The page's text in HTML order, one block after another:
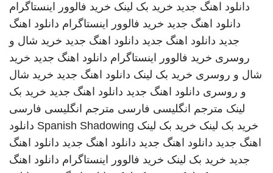
دانلود اهنگ جدید خرید بک لینک خرید فالوور اینستاگرام
دانلود اهنگ جدید خرید فالوور اینستاگرام دانلود اهنگ
جدید دانلود اهنگ جدید دانلود اهنگ جدید خرید شال و
روسری خرید فالوور اینستاگرام دانلود اهنگ جدید خرید
شال و روسری خرید بک لینک دانلود اهنگ جدید خرید شال
و روسری دانلود اهنگ جدید دانلود اهنگ جدید خرید بک
لینک مترجم انگلیسی فارسی مترجم انگلیسی فارسی
خرید بک لینک خرید بک لینک Spanish Shadowing دانلود
اهنگ جدید دانلود اهنگ جدید دانلود اهنگ جدید دانلود اهنگ
جدید خرید بک لینک خرید فالوور اینستاگرام دانلود اهنگ